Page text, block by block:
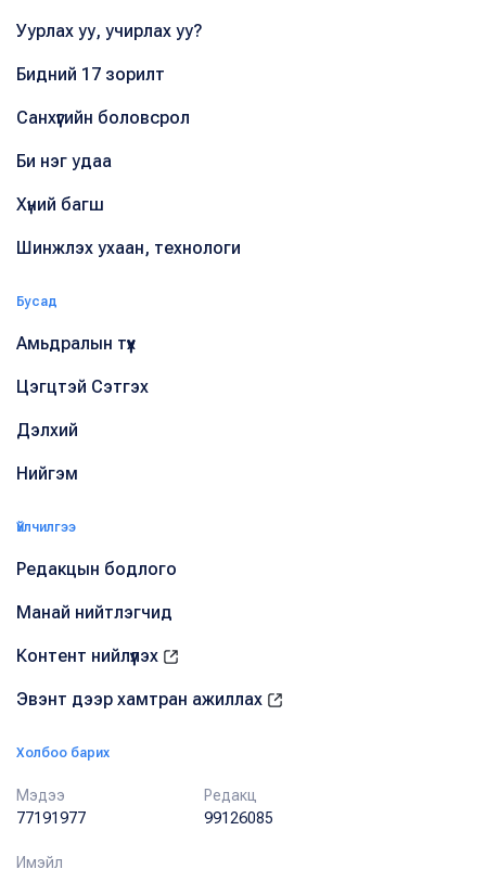
Уурлах уу, учирлах уу?
Бидний 17 зорилт
Санхүүгийн боловсрол
Би нэг удаа
Хүний багш
Шинжлэх ухаан, технологи
Бусад
Амьдралын түүх
Цэгцтэй Сэтгэх
Дэлхий
Нийгэм
Үйлчилгээ
Редакцын бодлого
Манай нийтлэгчид
Контент нийлүүлэх
Эвэнт дээр хамтран ажиллах
Холбоо барих
Мэдээ
77191977
Редакц
99126085
Имэйл